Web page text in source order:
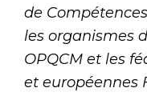
de Compétences
les organismes
OPQCM et les
et européennes